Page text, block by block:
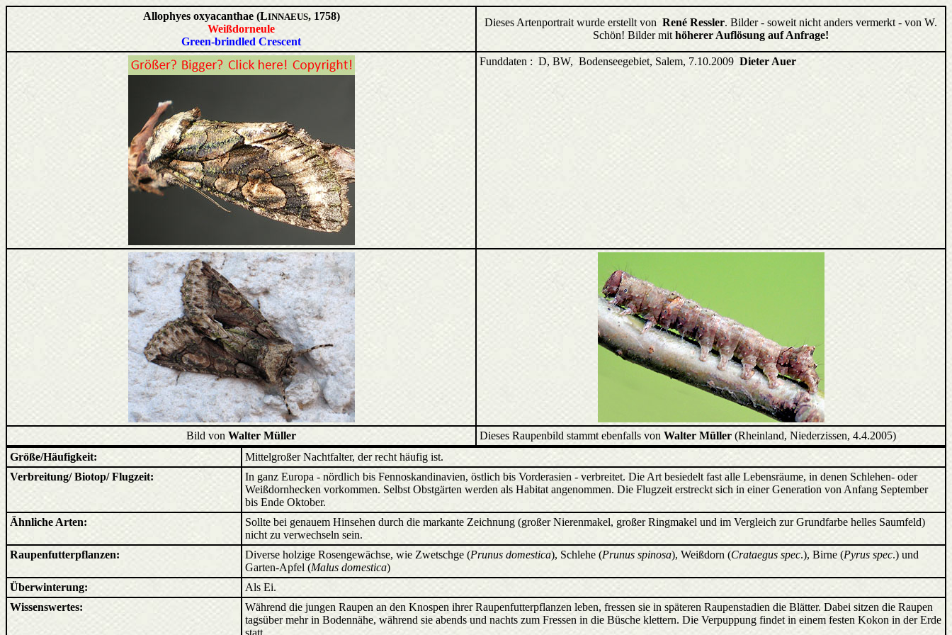
Allophyes oxyacanthae (LINNAEUS, 1758)
Weißdorneule
Green-brindled Crescent
Dieses Artenportrait wurde erstellt von René Ressler. Bilder - soweit nicht anders vermerkt - von W.
Schön! Bilder mit höherer Auflösung auf Anfrage!
Funddaten : D, BW, Bodenseegebiet, Salem, 7.10.2009 Dieter Auer
Bild von Walter Müller Dieses Raupenbild stammt ebenfalls von Walter Müller (Rheinland, Niederzissen, 4.4.2005)
Größe/Häufigkeit:
Mittelgroßer Nachtfalter, der recht häufig ist.
Verbreitung/ Biotop/ Flugzeit:
In ganz Europa - nördlich bis Fennoskandinavien, östlich bis Vorderasien - verbreitet. Die Art besiedelt fast alle Lebensräume, in denen Schlehen- oder
Weißdornhecken vorkommen. Selbst Obstgärten werden als Habitat angenommen. Die Flugzeit erstreckt sich in einer Generation von Anfang September
bis Ende Oktober.
Ähnliche Arten:
Sollte bei genauem Hinsehen durch die markante Zeichnung (großer Nierenmakel, großer Ringmakel und im Vergleich zur Grundfarbe helles Saumfeld)
nicht zu verwechseln sein.
Raupenfutterpflanzen:
Diverse holzige Rosengewächse, wie Zwetschge (Prunus domestica), Schlehe (Prunus spinosa), Weißdorn (Crataegus spec.), Birne (Pyrus spec.) und
Garten-Apfel (Malus domestica)
Überwinterung:
Als Ei.
Wissenswertes:
Während die jungen Raupen an den Knospen ihrer Raupenfutterpflanzen leben, fressen sie in späteren Raupenstadien die Blätter. Dabei sitzen die Raupen
tagsüber mehr in Bodennähe, während sie abends und nachts zum Fressen in die Büsche klettern. Die Verpuppung findet in einem festen Kokon in der Erde
statt.